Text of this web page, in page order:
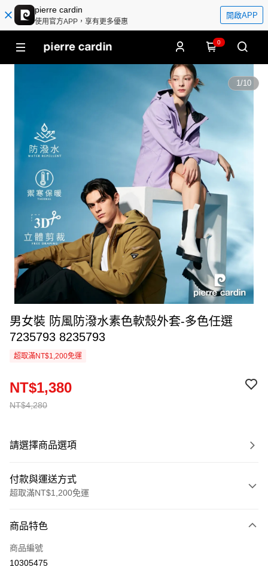
pierre cardin
使用官方APP，享有更多優惠
開啟APP
0
1/10
男女裝 防風防潑水素色軟殼外套-多色任選
7235793 8235793
超取滿NT$1,200免運
NT$4,280
NT$1,380
請選擇商品選項
付款與運送方式
超取滿NT$1,200免運
信用卡一次付款
超商取貨付款
商品特色
商品編號
10305475